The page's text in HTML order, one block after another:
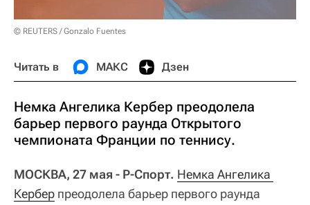
© REUTERS / Gonzalo Fuentes
Читать в МАКС Дзен
Немка Ангелика Кербер преодолела
барьер первого раунда Открытого
чемпионата Франции по теннису.
МОСКВА, 27 мая - Р-Спорт. Немка Ангелика
Кербер преодолела барьер первого раунда